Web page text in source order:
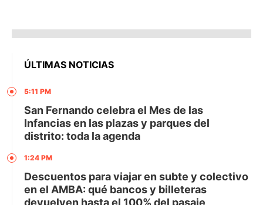
ÚLTIMAS NOTICIAS
5:11 PM
San Fernando celebra el Mes de las
Infancias en las plazas y parques del
distrito: toda la agenda
1:24 PM
Descuentos para viajar en subte y colectivo
en el AMBA: qué bancos y billeteras
devuelven hasta el 100% del pasaje